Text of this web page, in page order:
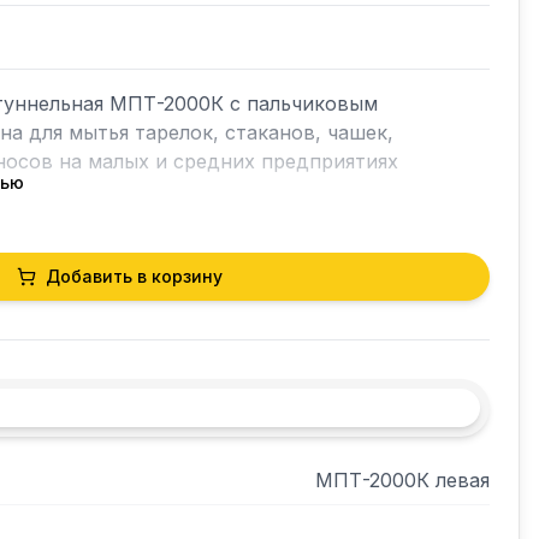
МПТ-2000К с пальчиковым
для мытья тарелок, стаканов, чашек,
на малых и средних предприятиях
секции (модули) для качественного
операций:
раствором - в модуле моечном;
предварительное и окончательное
на конвейере, что позволяет экономить
Добавить в корзину
МПТ-2000К левая